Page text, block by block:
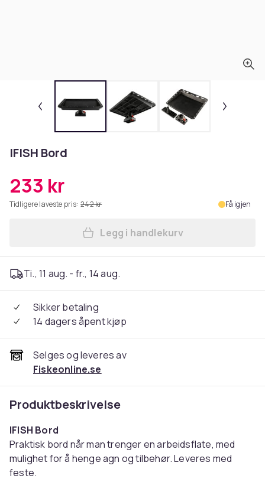
IFISH Bord
233 kr
Tidligere laveste pris: 242 kr Få igjen
Legg IFISH Bord i
Legg i handlekurv
Ti., 11 aug. - fr., 14 aug.
Sikker betaling
14 dagers åpent kjøp
Selges og leveres av
Fiskeonline.se
Produktbeskrivelse
IFISH Bord
Praktisk bord når man trenger en arbeidsflate, med
mulighet for å henge agn og tilbehør. Leveres med
feste.